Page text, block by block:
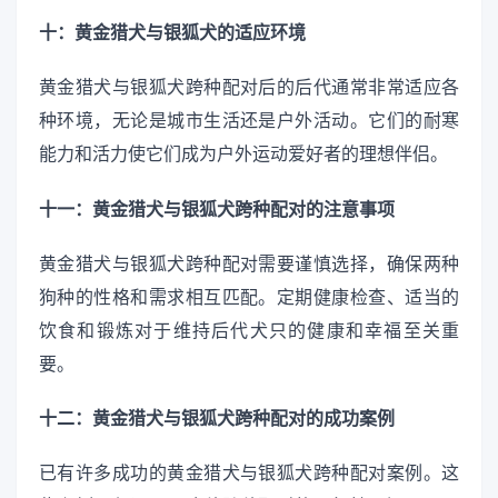
十：黄金猎犬与银狐犬的适应环境
黄金猎犬与银狐犬跨种配对后的后代通常非常适应各
种环境，无论是城市生活还是户外活动。它们的耐寒
能力和活力使它们成为户外运动爱好者的理想伴侣。
十一：黄金猎犬与银狐犬跨种配对的注意事项
黄金猎犬与银狐犬跨种配对需要谨慎选择，确保两种
狗种的性格和需求相互匹配。定期健康检查、适当的
饮食和锻炼对于维持后代犬只的健康和幸福至关重
要。
十二：黄金猎犬与银狐犬跨种配对的成功案例
已有许多成功的黄金猎犬与银狐犬跨种配对案例。这